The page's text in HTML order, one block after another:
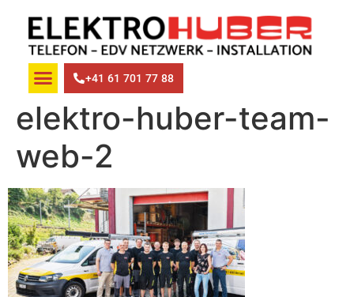
+41 61 701 77 88
elektro-huber-team-
web-2